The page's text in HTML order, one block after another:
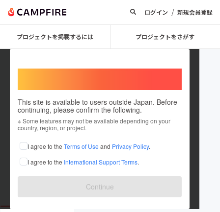
ログイン / 新規会員登録
プロジェクトを掲載するには プロジェクトをさがす
This site is available to users outside Japan. Before
continuing, please confirm the following.
※ Some features may not be available depending on your
country, region, or project.
I agree to the Terms of Use and Privacy Policy.
I agree to the International Support Terms.
Continue
shiomikohei
これまでに11回支援して1件のプロジェクトを投稿しています
在住国：未設定
出身国：未設定